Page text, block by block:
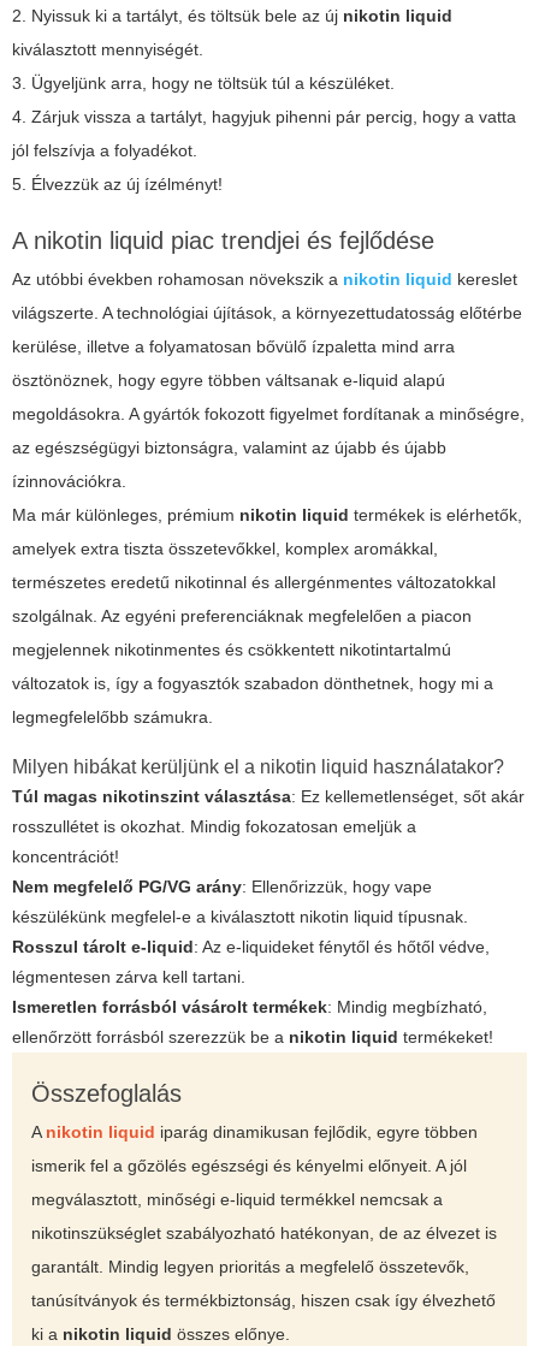
2. Nyissuk ki a tartályt, és töltsük bele az új nikotin liquid
kiválasztott mennyiségét.
3. Ügyeljünk arra, hogy ne töltsük túl a készüléket.
4. Zárjuk vissza a tartályt, hagyjuk pihenni pár percig, hogy a vatta
jól felszívja a folyadékot.
5. Élvezzük az új ízélményt!
A nikotin liquid piac trendjei és fejlődése
Az utóbbi években rohamosan növekszik a nikotin liquid kereslet
világszerte. A technológiai újítások, a környezettudatosság előtérbe
kerülése, illetve a folyamatosan bővülő ízpaletta mind arra
ösztönöznek, hogy egyre többen váltsanak e-liquid alapú
megoldásokra. A gyártók fokozott figyelmet fordítanak a minőségre,
az egészségügyi biztonságra, valamint az újabb és újabb
ízinnovációkra.
Ma már különleges, prémium nikotin liquid termékek is elérhetők,
amelyek extra tiszta összetevőkkel, komplex aromákkal,
természetes eredetű nikotinnal és allergénmentes változatokkal
szolgálnak. Az egyéni preferenciáknak megfelelően a piacon
megjelennek nikotinmentes és csökkentett nikotintartalmú
változatok is, így a fogyasztók szabadon dönthetnek, hogy mi a
legmegfelelőbb számukra.
Milyen hibákat kerüljünk el a nikotin liquid használatakor?
Túl magas nikotinszint választása: Ez kellemetlenséget, sőt akár
rosszullétet is okozhat. Mindig fokozatosan emeljük a
koncentrációt!
Nem megfelelő PG/VG arány: Ellenőrizzük, hogy vape
készülékünk megfelel-e a kiválasztott nikotin liquid típusnak.
Rosszul tárolt e-liquid: Az e-liquideket fénytől és hőtől védve,
légmentesen zárva kell tartani.
Ismeretlen forrásból vásárolt termékek: Mindig megbízható,
ellenőrzött forrásból szerezzük be a nikotin liquid termékeket!
Összefoglalás
Anikotin liquid iparág dinamikusan fejlődik, egyre többen
ismerik fel a gőzölés egészségi és kényelmi előnyeit. A jól
megválasztott, minőségi e-liquid termékkel nemcsak a
nikotinszükséglet szabályozható hatékonyan, de az élvezet is
garantált. Mindig legyen prioritás a megfelelő összetevők,
tanúsítványok és termékbiztonság, hiszen csak így élvezhető
ki a nikotin liquid összes előnye.